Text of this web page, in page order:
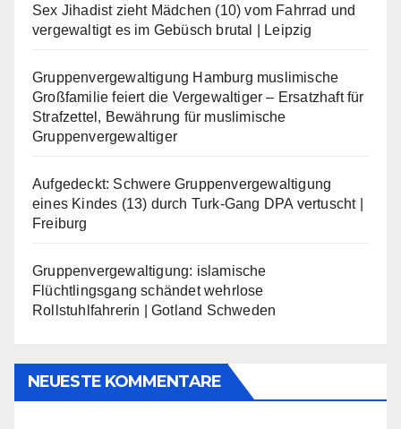
Sex Jihadist zieht Mädchen (10) vom Fahrrad und
vergewaltigt es im Gebüsch brutal | Leipzig
Gruppenvergewaltigung Hamburg muslimische
Großfamilie feiert die Vergewaltiger – Ersatzhaft für
Strafzettel, Bewährung für muslimische
Gruppenvergewaltiger
Aufgedeckt: Schwere Gruppenvergewaltigung
eines Kindes (13) durch Turk-Gang DPA vertuscht |
Freiburg
Gruppenvergewaltigung: islamische
Flüchtlingsgang schändet wehrlose
Rollstuhlfahrerin | Gotland Schweden
NEUESTE KOMMENTARE